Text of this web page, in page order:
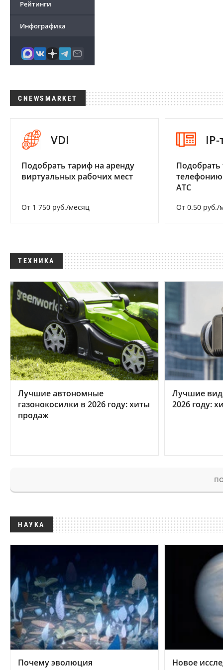
Рейтинги
Инфографика
CNEWSMARKET
VDI
Подобрать тариф на аренду
виртуальных рабочих мест
От 1 750 руб./месяц
Подобрать
АТС
От 0.50 руб./
ТЕХНИКА
Лучшие автономные
газонокосилки в 2026 году: хиты
продаж
Лучшие
2026 году:
НАУКА
Почему эволюция
Новое